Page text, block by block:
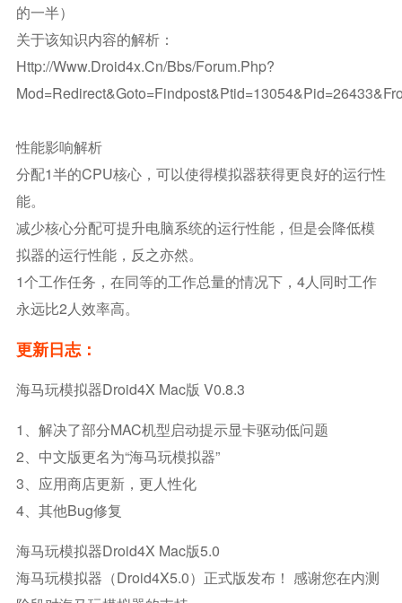
的一半）
关于该知识内容的解析：
Http://www.droid4x.cn/bbs/forum.php?
性能影响解析
分配1半的CPU核心，可以使得模拟器获得更良好的运行性
能。
减少核心分配可提升电脑系统的运行性能，但是会降低模
拟器的运行性能，反之亦然。
1个工作任务，在同等的工作总量的情况下，4人同时工作
永远比2人效率高。
更新日志：
海马玩模拟器Droid4X Mac版 V0.8.3
1、解决了部分MAC机型启动提示显卡驱动低问题
2、中文版更名为“海马玩模拟器”
3、应用商店更新，更人性化
4、其他bug修复
海马玩模拟器Droid4X Mac版5.0
海马玩模拟器（Droid4X5.0）正式版发布！ 感谢您在内测